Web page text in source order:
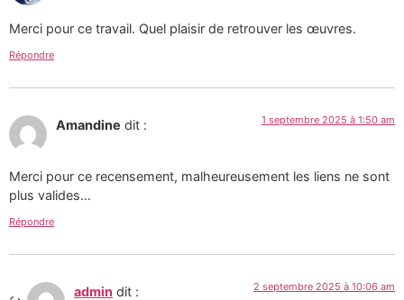
Merci pour ce travail. Quel plaisir de retrouver les œuvres.
Répondre
Amandine dit : 1 septembre 2025 à 1:50 am
Merci pour ce recensement, malheureusement les liens ne sont
plus valides…
Répondre
admin dit : 2 septembre 2025 à 10:06 am